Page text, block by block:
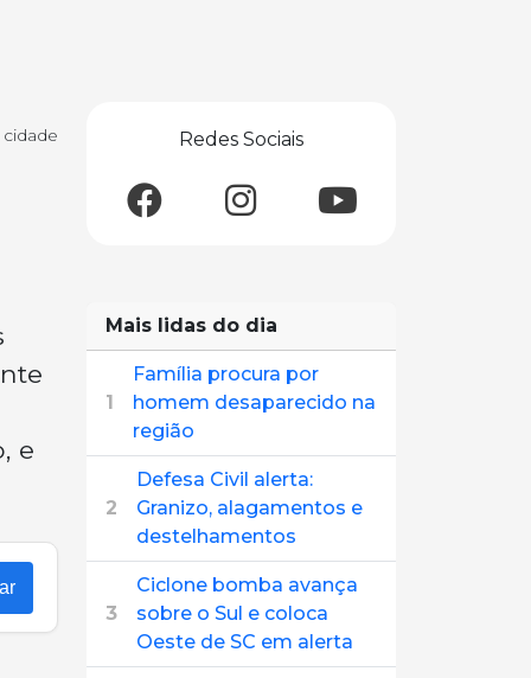
e
Redes Sociais
Mais lidas do dia
1
Família procura por
homem desaparecido na
região
2
Defesa Civil alerta:
Granizo, alagamentos e
destelhamentos
3
Ciclone bomba avança
sobre o Sul e coloca
Oeste de SC em alerta